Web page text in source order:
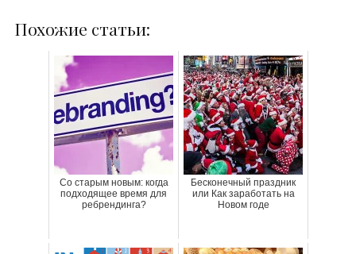
Похожие статьи:
Со старым новым: когда
подходящее время для
ребрендинга?
Бесконечный праздник
или Как заработать на
Новом годе